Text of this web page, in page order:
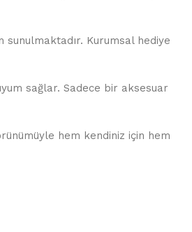
Kurumsal hediye
sağlar. Sadece bir aksesuar
hem kendiniz için hem